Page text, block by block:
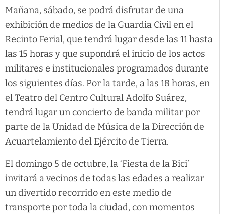
Mañana, sábado, se podrá disfrutar de una
exhibición de medios de la Guardia Civil en el
Recinto Ferial, que tendrá lugar desde las 11 hasta
las 15 horas y que supondrá el inicio de los actos
militares e institucionales programados durante
los siguientes días. Por la tarde, a las 18 horas, en
el Teatro del Centro Cultural Adolfo Suárez,
tendrá lugar un concierto de banda militar por
parte de la Unidad de Música de la Dirección de
Acuartelamiento del Ejército de Tierra.
El domingo 5 de octubre, la ‘Fiesta de la Bici’
invitará a vecinos de todas las edades a realizar
un divertido recorrido en este medio de
transporte por toda la ciudad, con momentos